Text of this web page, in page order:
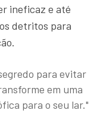
ineficaz e até
detritos para
para evitar
em uma
para o seu lar."